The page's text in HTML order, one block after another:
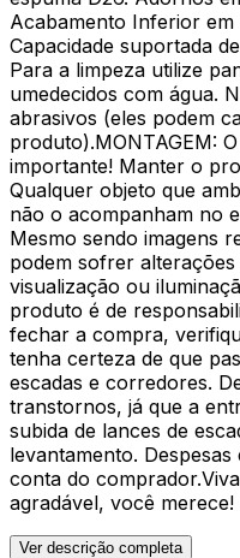
Acabamento Inferior em
Capacidade suportada
Para a limpeza utilize
umedecidos com água.
abrasivos (eles podem
produto).MONTAGEM:
importante! Manter o
Qualquer objeto que
não o acompanham no
Mesmo sendo imagens
podem sofrer
visualização ou
produto é de
fechar a compra,
tenha certeza de que
escadas e corredores.
transtornos, já que a
subida de lances de
levantamento.
conta do
agradável, você merece!
Ver descrição completa